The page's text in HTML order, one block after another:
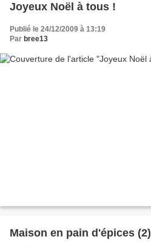
Joyeux Noël à tous !
Publié le 24/12/2009 à 13:19
Par bree13
Maison en pain d'épices (2)